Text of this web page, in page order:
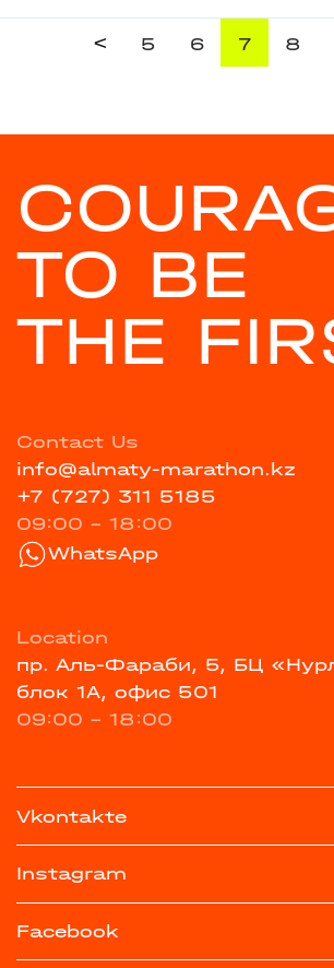
< 5 6 7 8
TO BE
THE
Contact Us
info@almaty-marathon.kz
+7 (727) 311 5185
09:00 - 18:00
WhatsApp
Location
пр. Аль-Фараби, 5, БЦ
блок 1А, офис 501
09:00 - 18:00
Vkontakte
Instagram
Facebook